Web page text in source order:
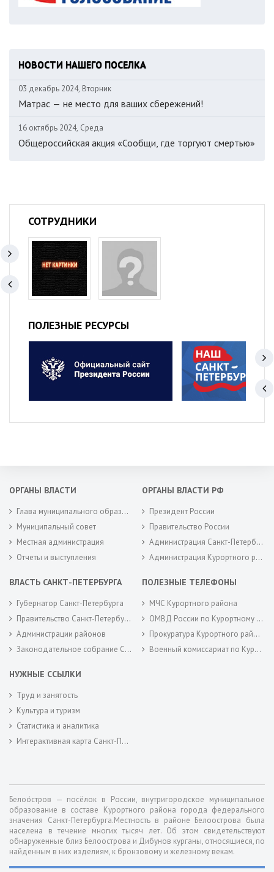
НОВОСТИ НАШЕГО ПОСЕЛКА
03 декабрь 2024, Вторник
Матрас — не место для ваших сбережений!
16 октябрь 2024, Среда
Общероссийская акция «Сообщи, где торгуют смертью»
СОТРУДНИКИ
ПОЛЕЗНЫЕ РЕСУРСЫ
ОРГАНЫ ВЛАСТИ
Глава муниципального образования
Муниципальный совет
Местная администрация
Отчеты и выступления
ОРГАНЫ ВЛАСТИ РФ
Президент России
Правительство России
Администрация Санкт-Петербурга
Администрация Курортного района Санкт-Петербурга
ВЛАСТЬ САНКТ-ПЕТЕРБУРГА
Губернатор Санкт-Петербурга
Правительство Санкт-Петербурга
Администрации районов
Законодательное собрание Санкт-Петербурга
ПОЛЕЗНЫЕ ТЕЛЕФОНЫ
МЧС Курортного района
ОМВД России по Курортному району
Прокуратура Курортного района
Военный комиссариат по Курортному районам города Санкт-Петербурга
НУЖНЫЕ ССЫЛКИ
Труд и занятость
Культура и туризм
Статистика и аналитика
Интерактивная карта Санкт-Петербурга
Белоо́стров — посёлок в России, внутригородское муниципальное
образование в составе Курортного района города федерального
значения Санкт-Петербурга.Местность в районе Белоострова была
населена в течение многих тысяч лет. Об этом свидетельствуют
обнаруженные близ Белоострова и Дибунов курганы, относящиеся, по
найденным в них изделиям, к бронзовому и железному векам.